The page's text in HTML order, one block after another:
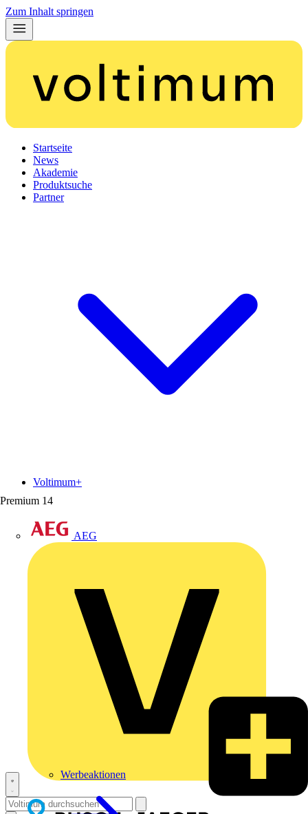
Zum Inhalt springen
Startseite
News
Akademie
Produktsuche
Partner
Premium 14
AEG
Voltimum+
Werbeaktionen